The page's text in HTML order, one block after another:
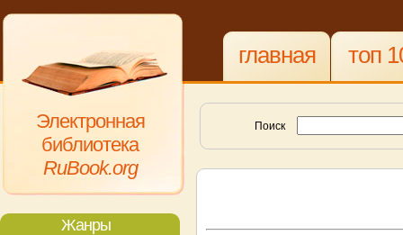
Электронная
библиотека
RuBook.org
главная топ
Поиск
Жанры